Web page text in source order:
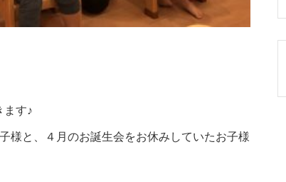
ます♪
様と、４月のお誕生会をお休みしていたお子様